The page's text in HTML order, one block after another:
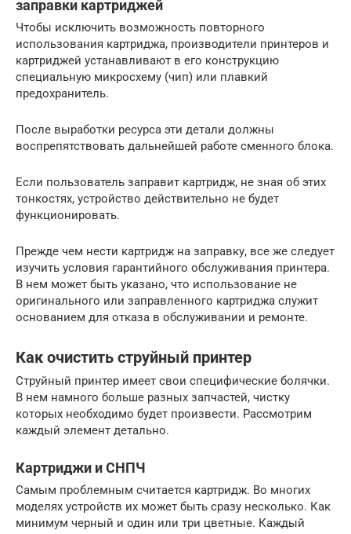
заправки картриджей
Чтобы исключить возможность повторного
использования картриджа, производители принтеров и
картриджей устанавливают в его конструкцию
специальную микросхему (чип) или плавкий
предохранитель.
После выработки ресурса эти детали должны
воспрепятствовать дальнейшей работе сменного блока.
Если пользователь заправит картридж, не зная об этих
тонкостях, устройство действительно не будет
функционировать.
Прежде чем нести картридж на заправку, все же следует
изучить условия гарантийного обслуживания принтера.
В нем может быть указано, что использование не
оригинального или заправленного картриджа служит
основанием для отказа в обслуживании и ремонте.
Как очистить струйный принтер
Струйный принтер имеет свои специфические болячки.
В нем намного больше разных запчастей, чистку
которых необходимо будет произвести. Рассмотрим
каждый элемент детально.
Картриджи и СНПЧ
Самым проблемным считается картридж. Во многих
моделях устройств их может быть сразу несколько. Как
минимум черный и один или три цветные. Каждый